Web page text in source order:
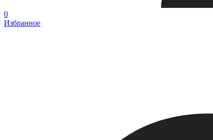
0
Избранное